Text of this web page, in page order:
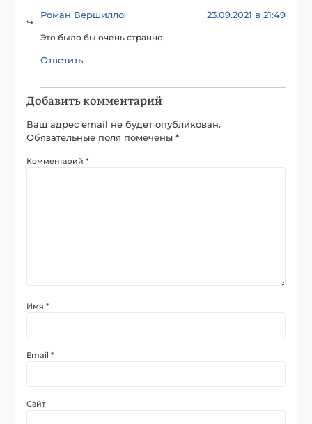
Роман Вершилло: 23.09.2021 в 21:49
Это было бы очень странно.
Ответить
Добавить комментарий
Ваш адрес email не будет опубликован.
Обязательные поля помечены*
Комментарий*
Имя*
Email*
Сайт